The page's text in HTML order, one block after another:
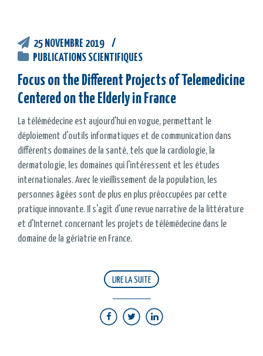
25 NOVEMBRE 2019
PUBLICATIONS SCIENTIFIQUES
Focus on the Different Projects of Telemedicine
Centered on the Elderly in France
La télémédecine est aujourd'hui en vogue, permettant le
déploiement d'outils informatiques et de communication dans
différents domaines de la santé, tels que la cardiologie, la
dermatologie, les domaines qui l'intéressent et les études
internationales. Avec le vieillissement de la population, les
personnes âgées sont de plus en plus préoccupées par cette
pratique innovante. Il s'agit d'une revue narrative de la littérature
et d'Internet concernant les projets de télémédecine dans le
domaine de la gériatrie en France.
LIRE LA SUITE